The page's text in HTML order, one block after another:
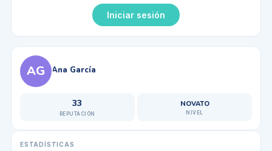
Iniciar sesión
AG Ana García
33
REPUTACIÓN
NOVATO
NIVEL
ESTADÍSTICAS